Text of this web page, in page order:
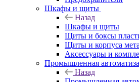
Шкафы и щиты
Назад
Шкафы и щиты
Щиты и боксы
Щиты и корпуса
Аксессуары и
Промышленная
Назад